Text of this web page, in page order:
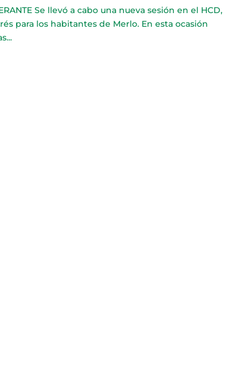
Se llevó a cabo una nueva sesión en el HCD,
para los habitantes de Merlo. En esta ocasión